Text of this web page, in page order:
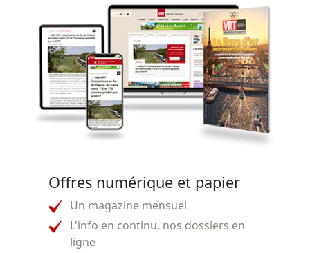
Offres numérique et papier
Un magazine mensuel
L'info en continu, nos dossiers en
ligne